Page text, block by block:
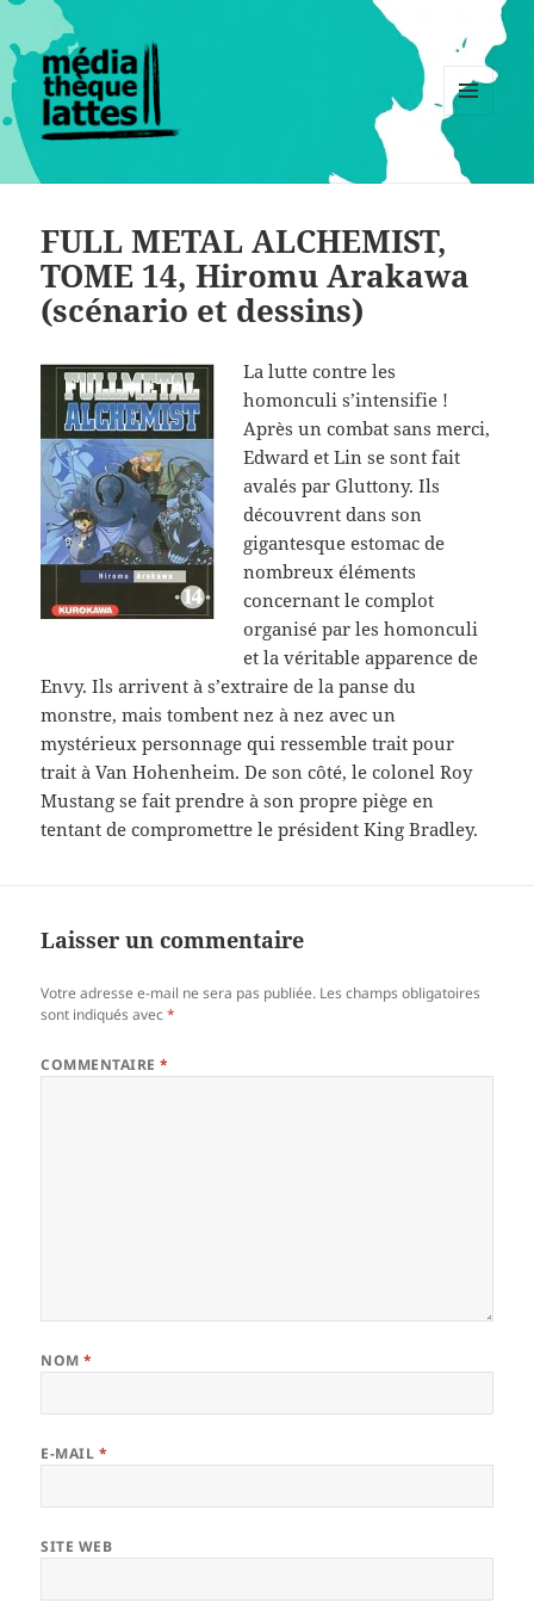
MENU
WIDGETS
FULL METAL ALCHEMIST,
TOME 14, Hiromu Arakawa
(scénario et dessins)
La lutte contre les
homonculi s’intensifie !
Après un combat sans merci,
Edward et Lin se sont fait
avalés par Gluttony. Ils
découvrent dans son
gigantesque estomac de
nombreux éléments
concernant le complot
organisé par les homonculi
et la véritable apparence de
Envy. Ils arrivent à s’extraire de la panse du
monstre, mais tombent nez à nez avec un
mystérieux personnage qui ressemble trait pour
trait à Van Hohenheim. De son côté, le colonel Roy
Mustang se fait prendre à son propre piège en
tentant de compromettre le président King Bradley.
Laisser un commentaire
Votre adresse e-mail ne sera pas publiée. Les champs obligatoires
sont indiqués avec*
COMMENTAIRE*
NOM*
E-MAIL *
SITE WEB